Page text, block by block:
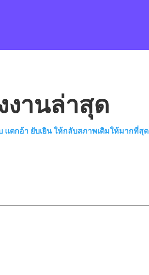
านล่าสุด
ตกอ้า ยับเยิน ให้กลับสภาพเดิมให้มากที่สุด